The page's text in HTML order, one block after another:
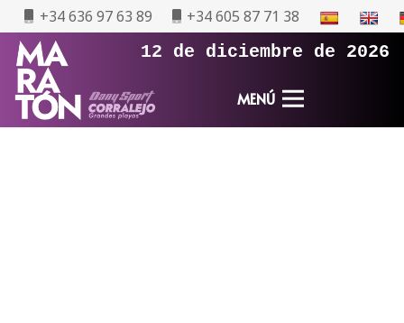
+34 636 97 63 89 +34 605 87 71 38
12 de diciembre de 2026
MENÚ